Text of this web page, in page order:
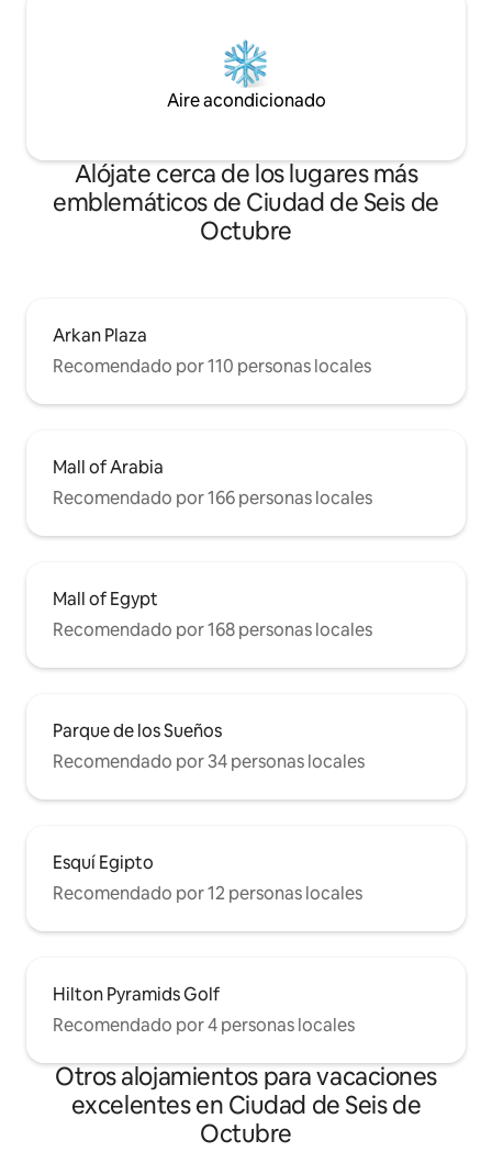
Aire acondicionado
Alójate cerca de los lugares más
emblemáticos de Ciudad de Seis de
Octubre
Arkan Plaza
Recomendado por 110 personas locales
Mall of Arabia
Recomendado por 166 personas locales
Mall of Egypt
Recomendado por 168 personas locales
Parque de los Sueños
Recomendado por 34 personas locales
Esquí Egipto
Recomendado por 12 personas locales
Hilton Pyramids Golf
Recomendado por 4 personas locales
Otros alojamientos para vacaciones
excelentes en Ciudad de Seis de
Octubre